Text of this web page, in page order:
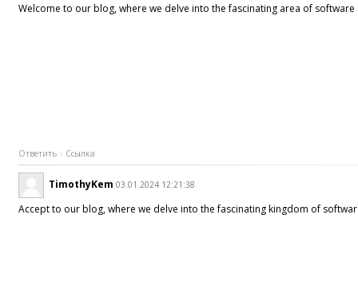
Welcome to our blog, where we delve into the fascinating area of
Ответить Ссылка
TimothyKem 03.01.2024 12:21:38
Accept to our blog, where we delve into the fascinating kingdom of